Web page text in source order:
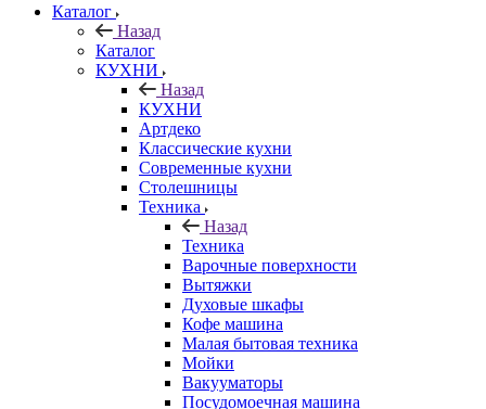
Каталог
Назад
Каталог
КУХНИ
Назад
КУХНИ
Артдеко
Классические кухни
Современные кухни
Столешницы
Техника
Назад
Техника
Варочные поверхности
Вытяжки
Духовые шкафы
Кофе машина
Малая бытовая техника
Мойки
Вакууматоры
Посудомоечная машина